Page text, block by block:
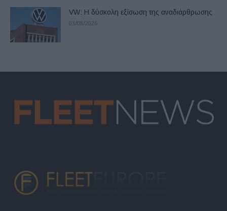
VW: Η δύσκολη εξίσωση της αναδιάρθρωσης
03/08/2026